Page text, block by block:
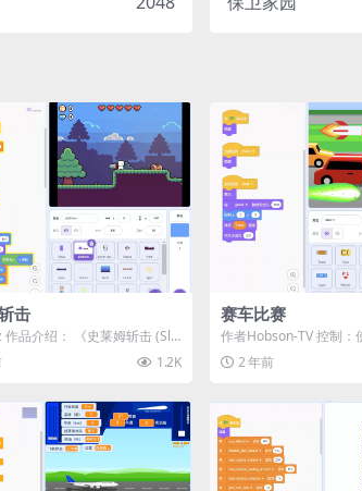
击
作品介绍： 《史莱姆斩击 (Sli
》是一款基于滚...
1.2K
赛车比赛
作者Hobson-TV 控制：
驶，Z键使用道具，X键
获...2 年前